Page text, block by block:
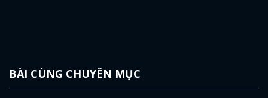
BÀI CÙNG CHUYÊN MỤC